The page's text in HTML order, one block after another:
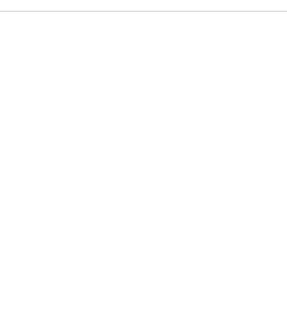
저작권자만을 보호하기 위한 법이
리고 이를 통해서 문화 및 관련 산업